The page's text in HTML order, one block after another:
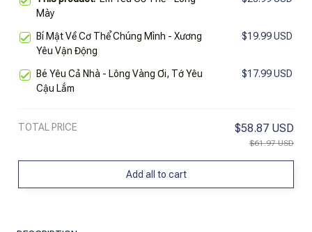
Mày
Bí Mật Về Cơ Thể Chúng Mình - Xương
Yêu Vận Động
$19.99 USD
Bé Yêu Cả Nhà - Lông Vàng Ơi, Tớ Yêu
Cậu Lắm
$17.99 USD
TOTAL PRICE $58.87 USD
$61.97 USD
Add all to cart